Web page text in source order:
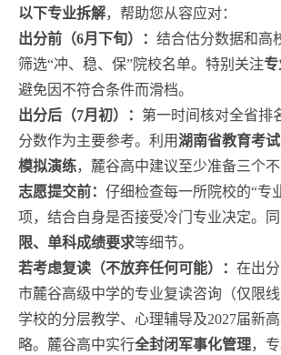
以下专业拆解，帮助您从容应对：
出分前（6月下旬）： 结合估分数据和高
筛选“冲、稳、保”院校名单。特别关注
避免因不符合条件而滑档。
出分后（7月初）： 第一时间核对全省排
分数作为主要参考。利用湖南省教育考
模拟演练，麓谷高中建议至少准备三个不
志愿提交前： 仔细检查每一所院校的“专
项，结合自身是否接受冷门专业决定。
限、单科成绩要求等细节。
若考虑复读（不放弃任何可能）： 在出
市麓谷高级中学的专业复读咨询（仅限
学校的分层教学、心理辅导及2027届新
略。麓谷高中实行全封闭军事化管理，